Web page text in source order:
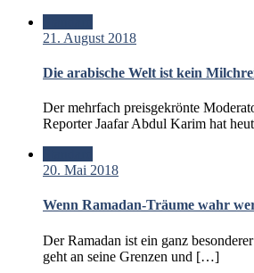
21. August 2018
Die arabische Welt ist kein
Der mehrfach preisgekrönte
Reporter Jaafar Abdul Karim hat
20. Mai 2018
Wenn Ramadan-Träume wahr
Der Ramadan ist ein ganz
geht an seine Grenzen und […]